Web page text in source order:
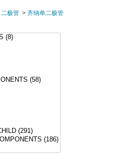
二极管 > 齐纳单二极管